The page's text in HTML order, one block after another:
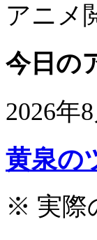
アニメ
今日の
2026年
黄泉の
※ 実際